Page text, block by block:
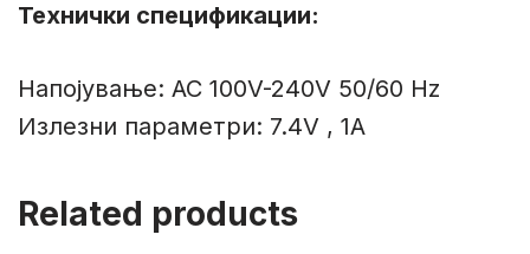
Технички спецификации:
Напојување: AC 100V-240V 50/60 Hz
Излезни параметри: 7.4V , 1A
Related products